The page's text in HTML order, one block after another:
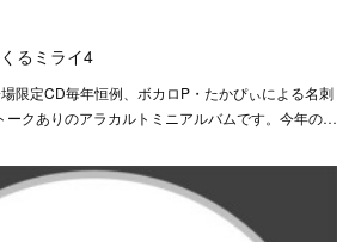
るミライ4
限定CD毎年恒例、ボカロP・たかぴぃによる名刺
ークありのアラカルトミニアルバムです。今年の…